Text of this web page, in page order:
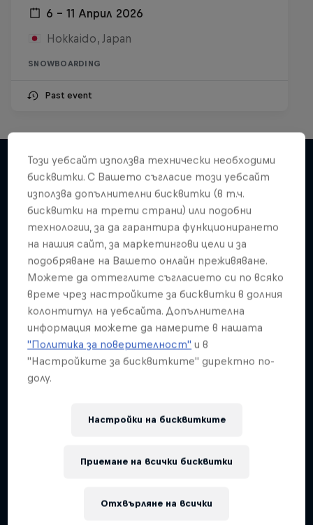
6 – 11 Април 2026
Hokkaido, Japan
SNOWBOARDING
Past event
Подобни
SNIPES Battle of the Year
Този уебсайт използва технически необходими
бисквитки. С Вашето съгласие този уебсайт
използва допълнителни бисквитки (в т.ч.
бисквитки на трети страни) или подобни
технологии, за да гарантира функционирането
на нашия сайт, за маркетингови цели и за
подобряване на Вашето онлайн преживяване.
Можете да оттеглите съгласието си по всяко
време чрез настройките за бисквитки в долния
колонтитул на уебсайта. Допълнителна
информация можете да намерите в нашата
"Политика за поверителност" и в
"Настройките за бисквитките" директно по-
долу.
Настройки на бисквитките
Отхвърляне на всички
Приемане на всички бисквитки